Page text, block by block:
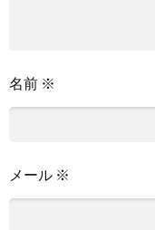
名前 ※
メール ※